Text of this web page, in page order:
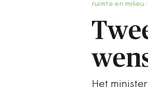
ruimte en milieu
Het